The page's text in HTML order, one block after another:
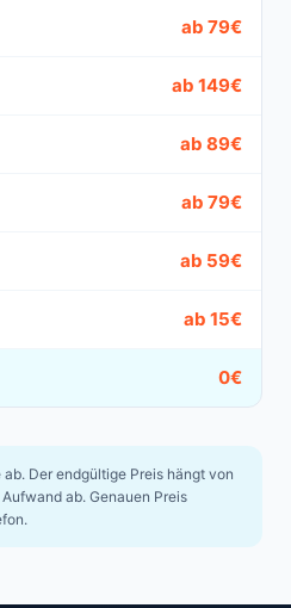
ab 79€
ab 149€
ab 89€
ab 79€
ab 59€
ab 15€
0€
Der endgültige Preis hängt von
ab. Genauen Preis